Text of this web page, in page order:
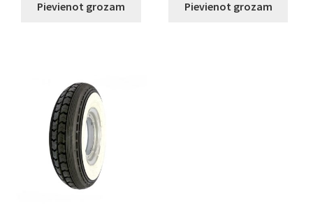
Pievienot grozam Pievienot grozam